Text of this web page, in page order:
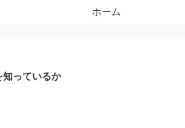
ホーム
知っているか